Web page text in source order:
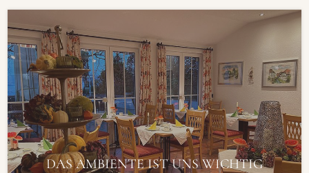
DAS AMBIENTE IST UNS WICHTIG